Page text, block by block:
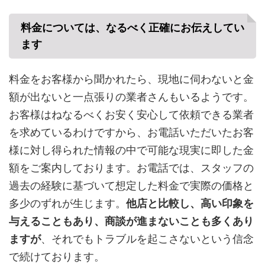
料金については、なるべく正確にお伝えしてい
ます
料金をお客様から聞かれたら、現地に伺わないと金
額が出ないと一点張りの業者さんもいるようです。
お客様はねなるべくお安く安心して依頼できる業者
を求めているわけですから、お電話いただいたお客
様に対し得られた情報の中で可能な現実に即した金
額をご案内しております。お電話では、スタッフの
過去の経験に基づいて想定した料金で実際の価格と
多少のずれが生じます。 他店と比較し、高い印象を
与えることもあり、商談が進まないことも多くあり
ますが、それでもトラブルを起こさないという信念
で続けております。